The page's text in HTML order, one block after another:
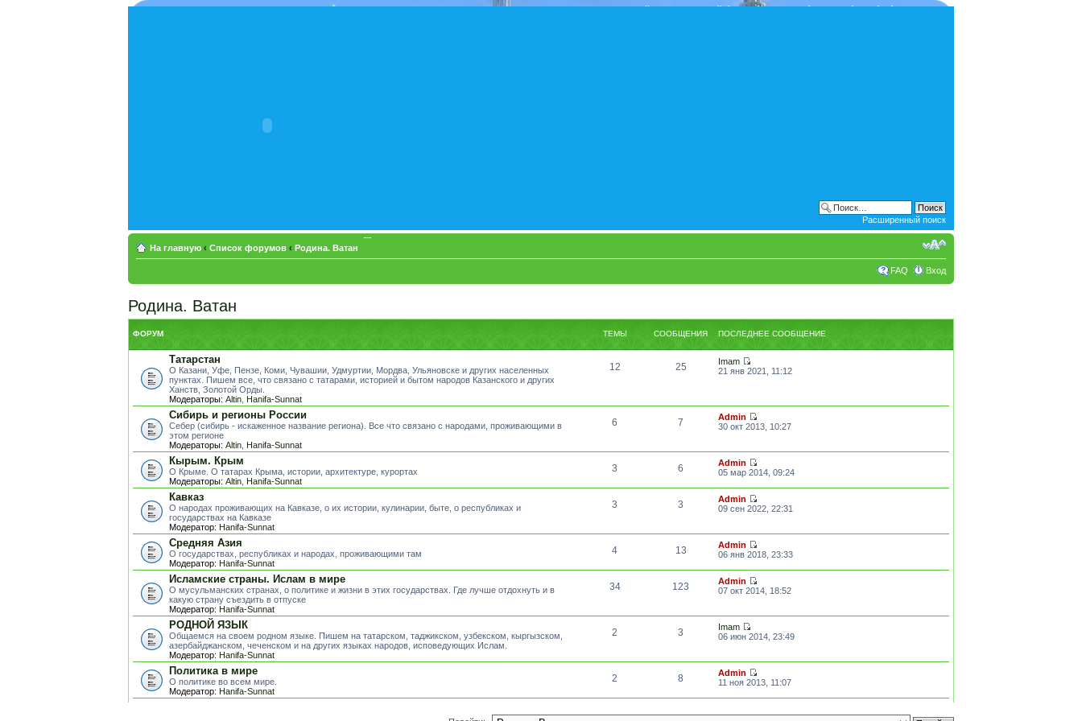
Расширенный поиск
На главную ‹ Список форумов ‹ Родина. Ватан
FAQ Вход
Родина. Ватан
ФОРУМ ТЕМЫ СООБЩЕНИЯ ПОСЛЕДНЕЕ СООБЩЕНИЕ
Татарстан
О Казани, Уфе, Пензе, Коми, Чувашии, Удмуртии, Мордва, Ульяновске и других населенных
пунктах. Пишем все, что связано с татарами, историей и бытом народов Казанского и других
Ханств, Золотой Орды.
Модераторы: Altin Hanifa-Sunnat
12 25
Imam
21 янв 2021, 11:12
Сибирь и регионы России
Себер (сибирь - искаженное название региона). Все что связано с народами, проживающими в
этом регионе
Модераторы: Altin Hanifa-Sunnat
6 7
Admin
30 окт 2013, 10:27
Кырым. Крым
О Крыме. О татарах Крыма, истории, архитектуре, курортах
Модераторы: Altin Hanifa-Sunnat
3 6
Admin
05 мар 2014, 09:24
Кавказ
О народах проживающих на Кавказе, о их истории, кулинарии, быте, о республиках и
государствах на Кавказе
Модератор: Hanifa-Sunnat
3 3
Admin
09 сен 2022, 22:31
Средняя Азия
О государствах, республиках и народах, проживающими там
Модератор: Hanifa-Sunnat
4 13
Admin
06 янв 2018, 23:33
Исламские страны. Ислам в мире
О мусульманских странах, о политике и жизни в этих государствах. Где лучше отдохнуть и в
какую страну съездить в отпуске
Модератор: Hanifa-Sunnat
34 123
Admin
07 окт 2014, 18:52
РОДНОЙ ЯЗЫК
Общаемся на своем родном языке. Пишем на татарском, таджикском, узбекском, кыргызском,
азербайджанском, чеченском и на других языках народов, исповедующих Ислам.
Модератор: Hanifa-Sunnat
2 3
Imam
06 июн 2014, 23:49
Политика в мире
О политике во всем мире.
Модератор: Hanifa-Sunnat
2 8
Admin
11 ноя 2013, 11:07